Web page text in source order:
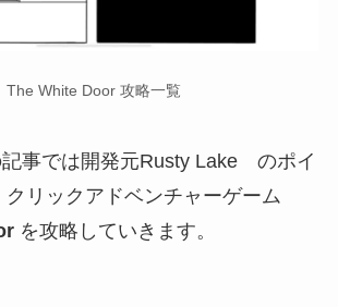
The White Door 攻略一覧
事では開発元Rusty Lake のポイ
クリックアドベンチャーゲーム
を攻略していきます。